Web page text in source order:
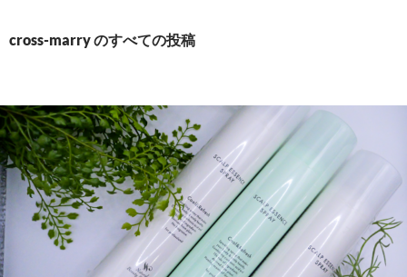
cross-marry のすべての投稿